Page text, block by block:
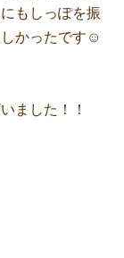
もしっぽを振
かったです☺
ました！！